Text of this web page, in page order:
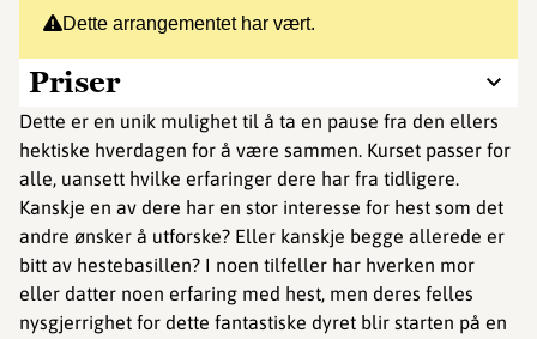
Dette arrangementet har vært.
Priser
Dette er en unik mulighet til å ta en pause fra den ellers
hektiske hverdagen for å være sammen. Kurset passer for
alle, uansett hvilke erfaringer dere har fra tidligere.
Kanskje en av dere har en stor interesse for hest som det
andre ønsker å utforske? Eller kanskje begge allerede er
bitt av hestebasillen? I noen tilfeller har hverken mor
eller datter noen erfaring med hest, men deres felles
nysgjerrighet for dette fantastiske dyret blir starten på en